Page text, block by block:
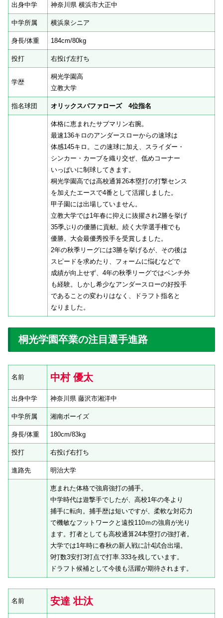
出身中学 神奈川県 横浜市大正中
中学所属 横浜泉シニア
身長/体重 184cm/80kg
投打 右投げ左打ち
学歴
桐光学園高
立教大学
指名球団 オリックスバファローズ 4位指名
体格に恵まれたサブマリン右腕。
最速136キロのアンダースローからの速球は
体感145キロ。この速球に加え、スライダー・
シンカー・カーブを織り交ぜ、低めコーナー
いっぱいに制球してきます。
桐光学園高では高校通算26本塁打の打撃センス
を加えたエースで4番として活躍しました。
甲子園には出場していません。
立教大学では1年春に抑えに抜擢され2勝を挙げ
35季ぶりの優勝に貢献。続く大学選手権でも
優勝。大会最優秀投手を受賞しました。
2年の秋季リーグには3勝を挙げるが、その後は
スピードを求めたり、フォームに悩むなどで
成績が向上せず、4年の秋季リーグではベンチ外
も経験。しかし希少なアンダースローの好投手
であることの変わりはなく、ドラフト指名と
なりました。
桐光学園卒業の注目選手進路
名前 中村 優太
出身中学 神奈川県 藤沢市湘洋中
中学所属 湘南ボーイズ
身長/体重 180cm/83kg
投打 右投げ右打ち
進路先 明治大学
恵まれた体格で強肩強打の捕手。
中学時代は遊撃手でしたが、高校1年の冬より
捕手に転向。捕手歴は短いですが、柔軟な対応力
で機敏なフットワークと遠投110ｍの強肩が光り
ます。打者としても高校通算24本塁打の強打者。
大学では1年時に春秋の新人戦に計4試合出場。
9打数3安打3打点で打率.333を残しています。
ドラフト候補として今後も活躍が期待されます。
名前 安達 壮汰